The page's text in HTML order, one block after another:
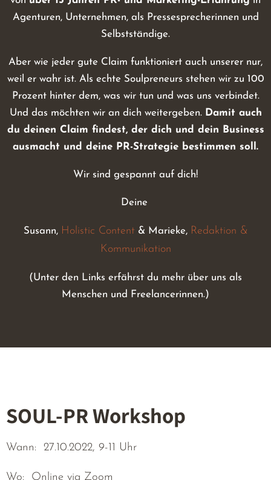
Agenturen, Unternehmen, als Pressesprecherinnen und
Selbstständige.
Aber wie jeder gute Claim funktioniert auch unserer nur,
weil er wahr ist. Als echte Soulpreneurs stehen wir zu 100
Prozent hinter dem, was wir tun und was uns verbindet.
Und das möchten wir an dich weitergeben. Damit auch
du deinen Claim findest, der dich und dein Business
ausmacht und deine PR-Strategie bestimmen soll.
Wir sind gespannt auf dich!
Deine
Susann, Holistic Content& Marieke, Redaktion &
Kommunikation
(Unter den Links erfährst du mehr über uns als
Menschen und Freelancerinnen.)
SOUL-PR Workshop
Wann: 27.10.2022, 9-11 Uhr
Wo: Online via Zoom